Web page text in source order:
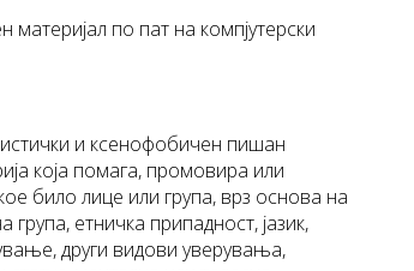
по пат на компјутерски
и ксенофобичен пишан
која помага, промовира или
било лице или група, врз основа на
етничка припадност, јазик,
други видови уверувања,